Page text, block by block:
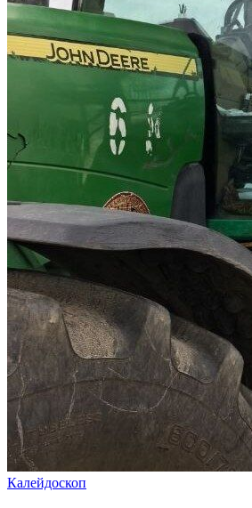
Калейдоскоп